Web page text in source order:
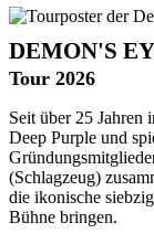
DEMON'S
Tour 2026
Seit über 25
Deep Purple und
(Schlagzeug)
die ikonische
Bühne bringen.